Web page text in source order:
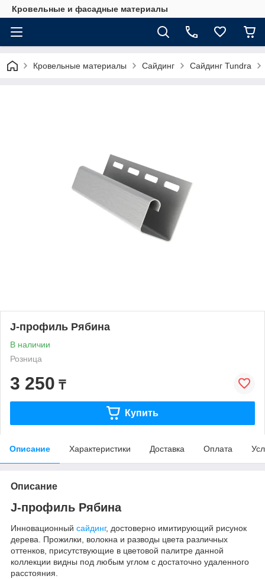
Кровельные и фасадные материалы
Кровельные материалы Сайдинг Сайдинг Tundra
J-профиль Рябина
В наличии
Розница
3 250 ₸
Купить
Описание Характеристики Доставка Оплата
Описание
J-профиль Рябина
Инновационный сайдинг, достоверно имитирующий рисунок
дерева. Прожилки, волокна и разводы цвета различных
оттенков, присутствующие в цветовой палитре данной
коллекции видны под любым углом с достаточно удаленного
расстояния.